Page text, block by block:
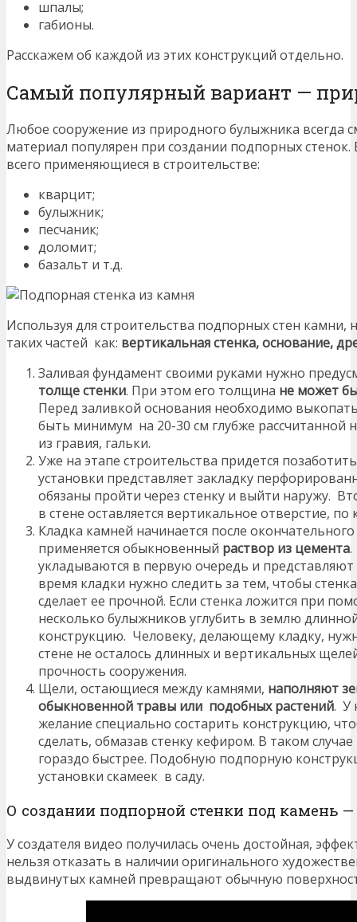
шпалы;
габионы.
Расскажем об каждой из этих конструкций отдельно.
Самый популярный вариант —
Любое сооружение из природного булыжника всегда
материал популярен при создании подпорных
всего применяющиеся в строительстве:
кварцит;
булыжник;
песчаник;
доломит;
базальт и т.д.
Используя для строительства подпорных стен камни,
таких частей как: вертикальная стенка, основание,
Заливая фундамент своими руками нужно
толще стенки. При этом его толщина не может
Перед заливкой основания необходимо
быть минимум на 20-30 см глубже рассчитанной
из гравия, гальки.
Уже на этапе строительства придется
установки представляет закладку
обязаны пройти через стенку и выйти наружу.
в стене оставляется вертикальное отверстие,
Кладка камней начинается после
применяется обыкновенный раствор из цемента.
укладываются в первую очередь и
время кладки нужно следить за тем, чтобы
сделает ее прочной. Если стенка ложится при
несколько булыжников углубить в землю
конструкцию. Человеку, делающему кладку,
стене не осталось длинных и вертикальных
прочность сооружения.
Щели, остающиеся между камнями, наполняют
обыкновенной травы или подобных растений. У
желание специально состарить конструкцию,
сделать, обмазав стенку кефиром. В таком
гораздо быстрее. Подобную подпорную
установки скамеек в саду.
О создании подпорной стенки под камень
У создателя видео получилась очень достойная,
нельзя отказать в наличии оригинального
выдвинутых камней превращают обычную